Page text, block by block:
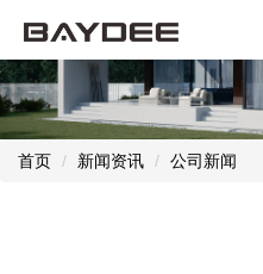
首页 新闻资讯 公司新闻